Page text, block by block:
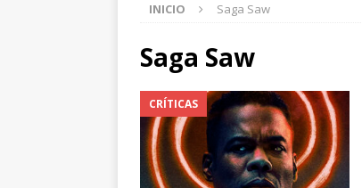
[ 18 mayo, 2024 ]
FESTIVALES
[ 12 febrero, 2024 ]
arte”
ENTREVISTAS
INICIO Saga Saw
Saga Saw
CRÍTICAS